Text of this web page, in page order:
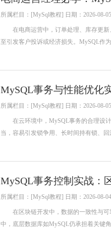
所属栏目：[MySql教程] 日期：2026-08-
在电商运营中，订单处理、库存更新
至引发客户投诉或经济损失。MySQL作
MySQL事务与性能优化
所属栏目：[MySql教程] 日期：2026-08-
在云环境中，MySQL事务的合理设计
当，容易引发锁争用、长时间持有锁、
MySQL事务控制实战：
所属栏目：[MySql教程] 日期：2026-08-
在区块链开发中，数据的一致性与可
中，底层数据库如MySQL仍承担着关键